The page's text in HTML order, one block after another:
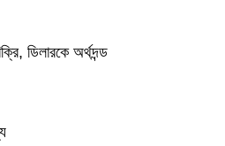
ডিলারকে অর্থদন্ড